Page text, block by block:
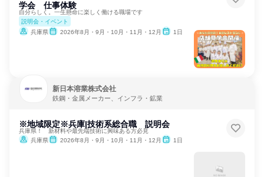
学会 仕事体験
自分らしく。一生懸命に楽しく働ける職場です
説明会・イベント
兵庫県
2026年8月・9月・10月・11月・12月 1日
新日本溶業株式会社
鉄鋼・金属メーカー、インフラ・鉱業
※地域限定※兵庫|技術系総合職 説明会
兵庫県！ 新材料や最先端技術に興味ある方必見
兵庫県
2026年8月・9月・10月・11月・12月 1日